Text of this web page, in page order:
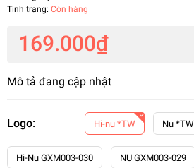
Tình trạng: Còn hàng
169.000₫
Mô tả đang cập nhật
Logo: Hi-nu *TW Nu *TW
Hi-Nu GXM003-030 NU GXM003-029